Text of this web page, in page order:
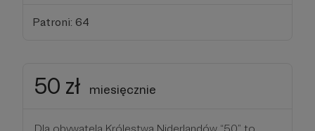
Patroni: 64
50 zł miesięcznie